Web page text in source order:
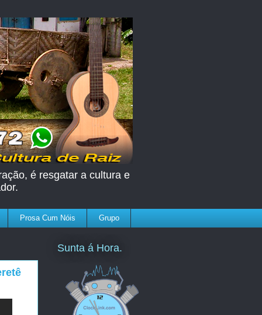
é resgatar a cultura e
Prosa Cum Nóis Grupo
Sunta á Hora.